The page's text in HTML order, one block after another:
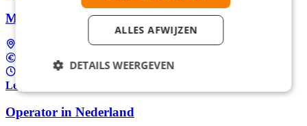
Machine Operator in Nederland
Landelijk (dus ook bij jou in de buurt)
€15,02 per uur
37 uur per week
Lees meer
Operator in Nederland
ALLES AFWIJZEN
DETAILS WEERGEVEN